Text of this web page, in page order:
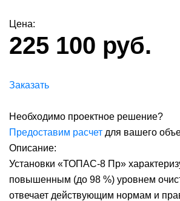
Цена:
225 100 руб.
Заказать
Необходимо проектное решение?
Предоставим расчет для вашего
Описание:
Установки «ТОПАС-8 Пр»
повышенным (до 98 %) уровнем
отвечает действующим нормам и